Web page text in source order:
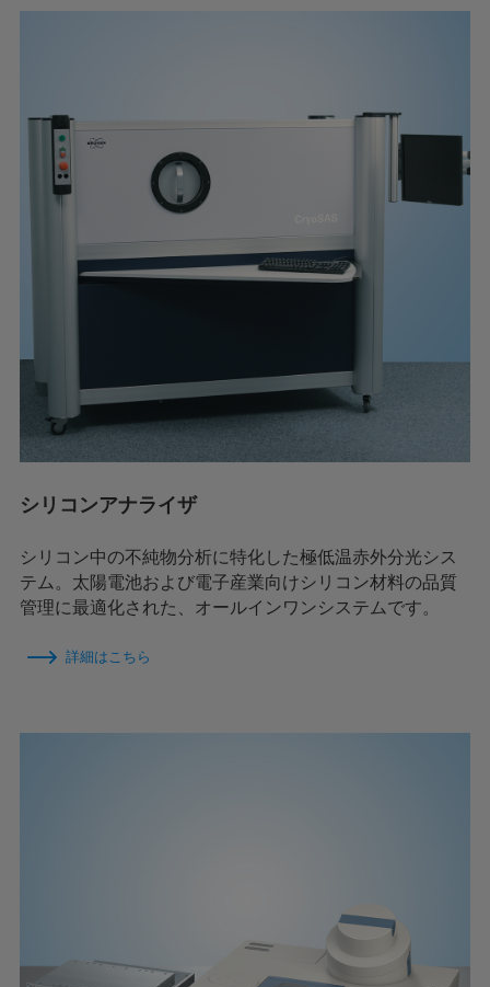
シリコンアナライザ
シリコン中の不純物分析に特化した極低温赤外分光シス
テム。太陽電池および電子産業向けシリコン材料の品質
管理に最適化された、オールインワンシステムです。
詳細はこちら